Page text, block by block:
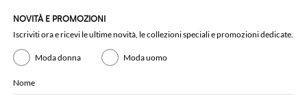
NOVITÀ E PROMOZIONI
Iscriviti ora e ricevi le ultime novità, le collezioni speciali e promozioni dedicate.
Moda donna Moda uomo
Nome